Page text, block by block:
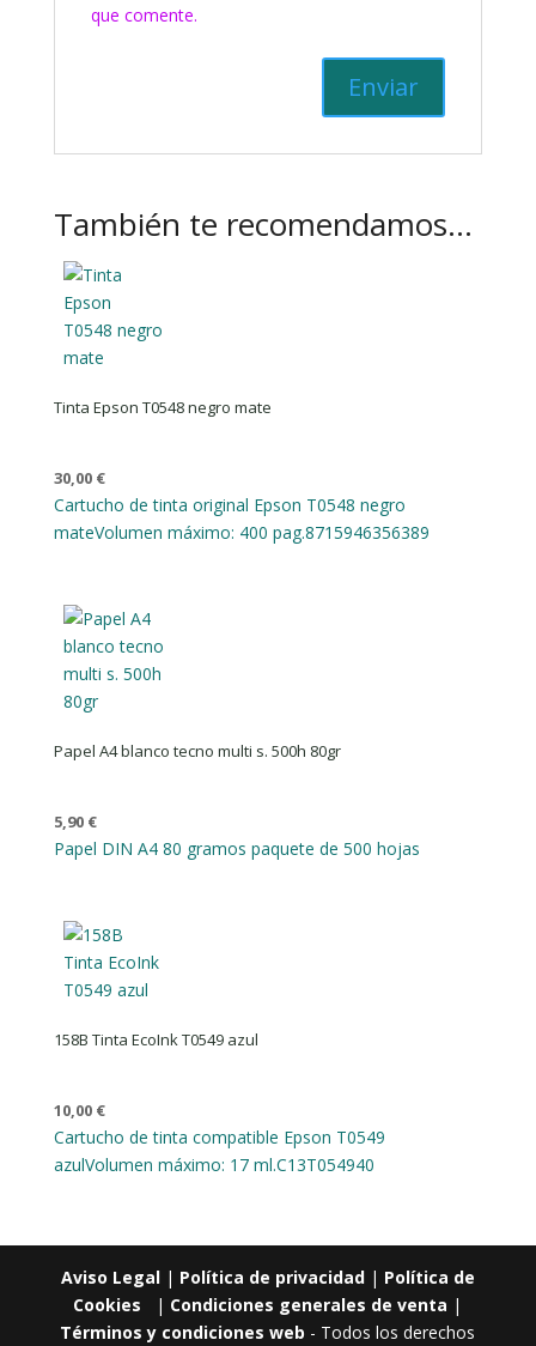
que comente.
También te recomendamos…
Tinta Epson T0548 negro mate
30,00 €
Cartucho de tinta original Epson T0548 negro
mateVolumen máximo: 400 pag.8715946356389
Papel A4 blanco tecno multi s. 500h 80gr
5,90 €
Papel DIN A4 80 gramos paquete de 500 hojas
158B Tinta EcoInk T0549 azul
10,00 €
Cartucho de tinta compatible Epson T0549
azulVolumen máximo: 17 ml.C13T054940
Aviso Legal| Política de privacidad| Política de
Cookies | Condiciones generales de venta |
Términos y condiciones web - Todos los derechos